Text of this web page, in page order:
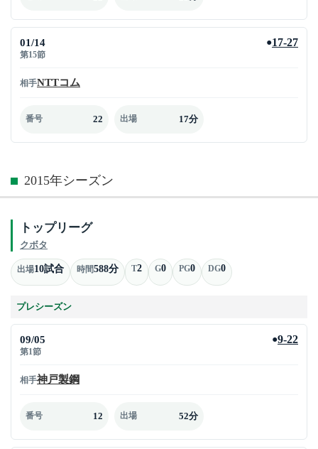
01/14
第15節
●17-27
相手NTTコム
番号 22 出場 17分
2015年シーズン
トップリーグ
クボタ
出場10試合 時間588分 T2 G0 PG0 DG0
プレシーズン
09/05
第1節
●9-22
相手神戸製鋼
番号 12 出場 52分